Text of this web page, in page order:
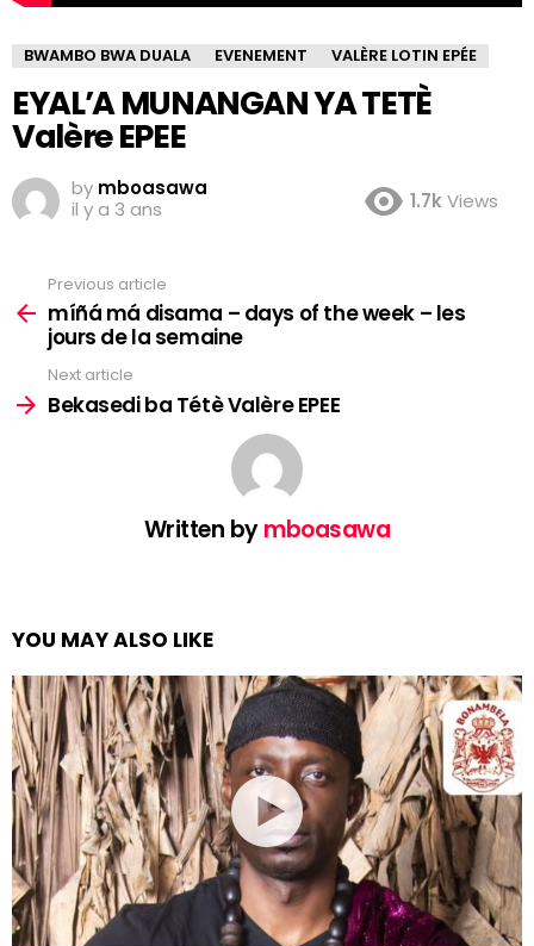
BWAMBO BWA DUALA EVENEMENT VALÈRE LOTIN EPÉE
EYAL’A MUNANGAN YA TETÈ
Valère EPEE
by mboasawa
il y a 3 ans
1.7kViews
more
Previous article
míñá má disama – days of the week – les
jours de la semaine
Next article
Bekasedi ba Tétè Valère EPEE
Written bymboasawa
YOU MAY ALSO LIKE